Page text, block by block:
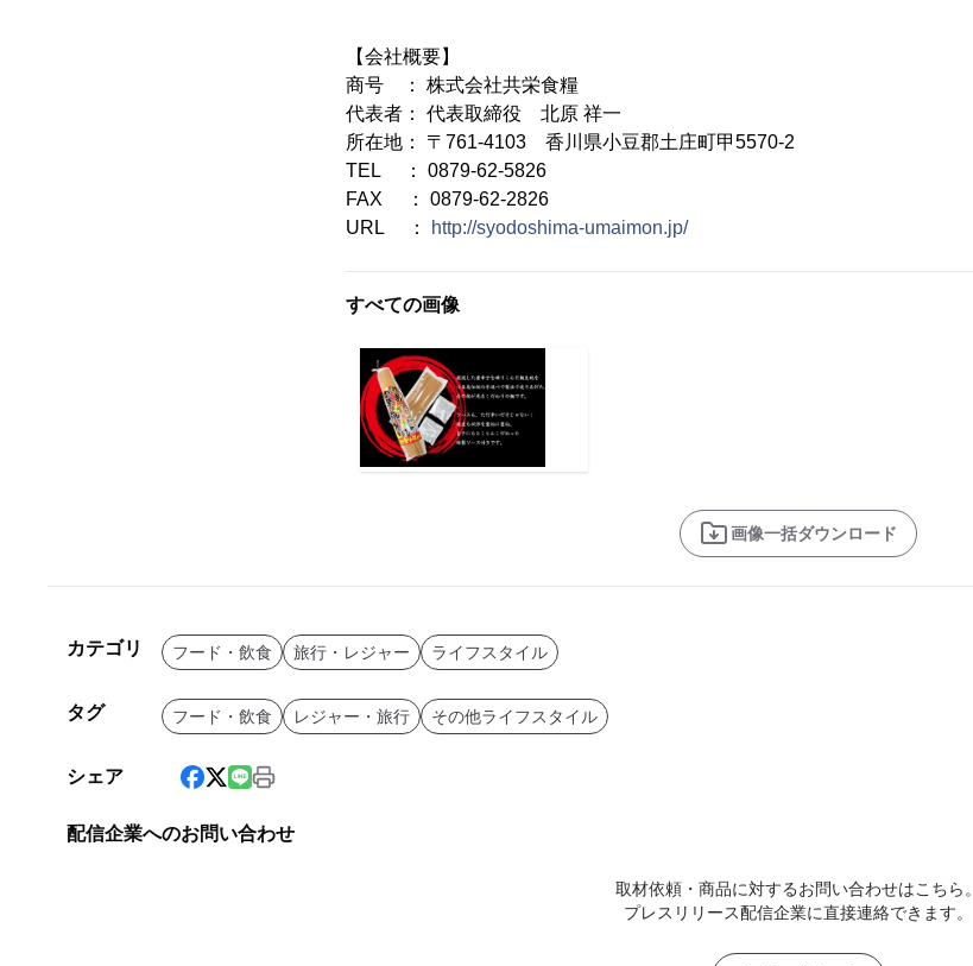
【会社概要】
商号 ： 株式会社共栄食糧
代表者： 代表取締役 北原 祥一
所在地： 〒761-4103 香川県小豆郡土庄町甲5570-2
TEL ： 0879-62-5826
FAX ： 0879-62-2826
URL ：
http://syodoshima-umaimon.jp/
すべての画像
画像一括ダウンロード
カテゴリ フード・飲食 旅行・レジャー ライフスタイル
タグ フード・飲食 レジャー・旅行 その他ライフスタイル
シェア
配信企業へのお問い合わせ
取材依頼・商品に対するお問い合わせはこちら。
プレスリリース配信企業に直接連絡できます。